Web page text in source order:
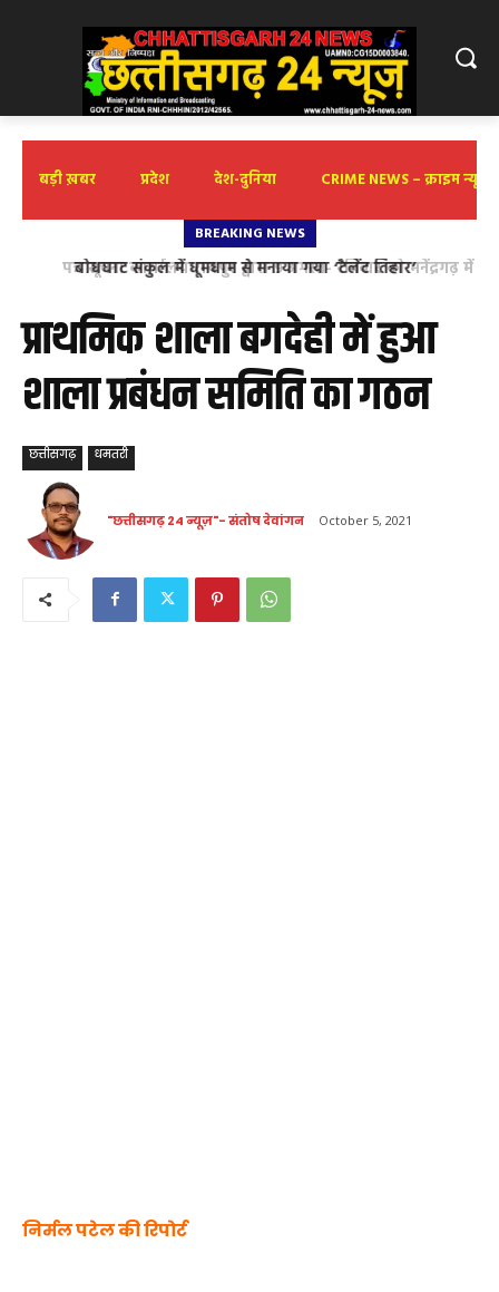
बड़ी ख़बर प्रदेश देश-दुनिया CRIME NEWS – क्राइम न्यूज़
BREAKING NEWS
पत्र सूचना कार्यालय रायपुर द्वारा 9 अगस्त- रविवार को मनेंद्रगढ़ में
प्राथमिक शाला बगदेही में हुआ
शाला प्रबंधन समिति का गठन
छत्तीसगढ़ धमतरी
"छत्तीसगढ़ 24 न्यूज़"- संतोष देवांगन October 5, 2021
निर्मल पटेल की रिपोर्ट